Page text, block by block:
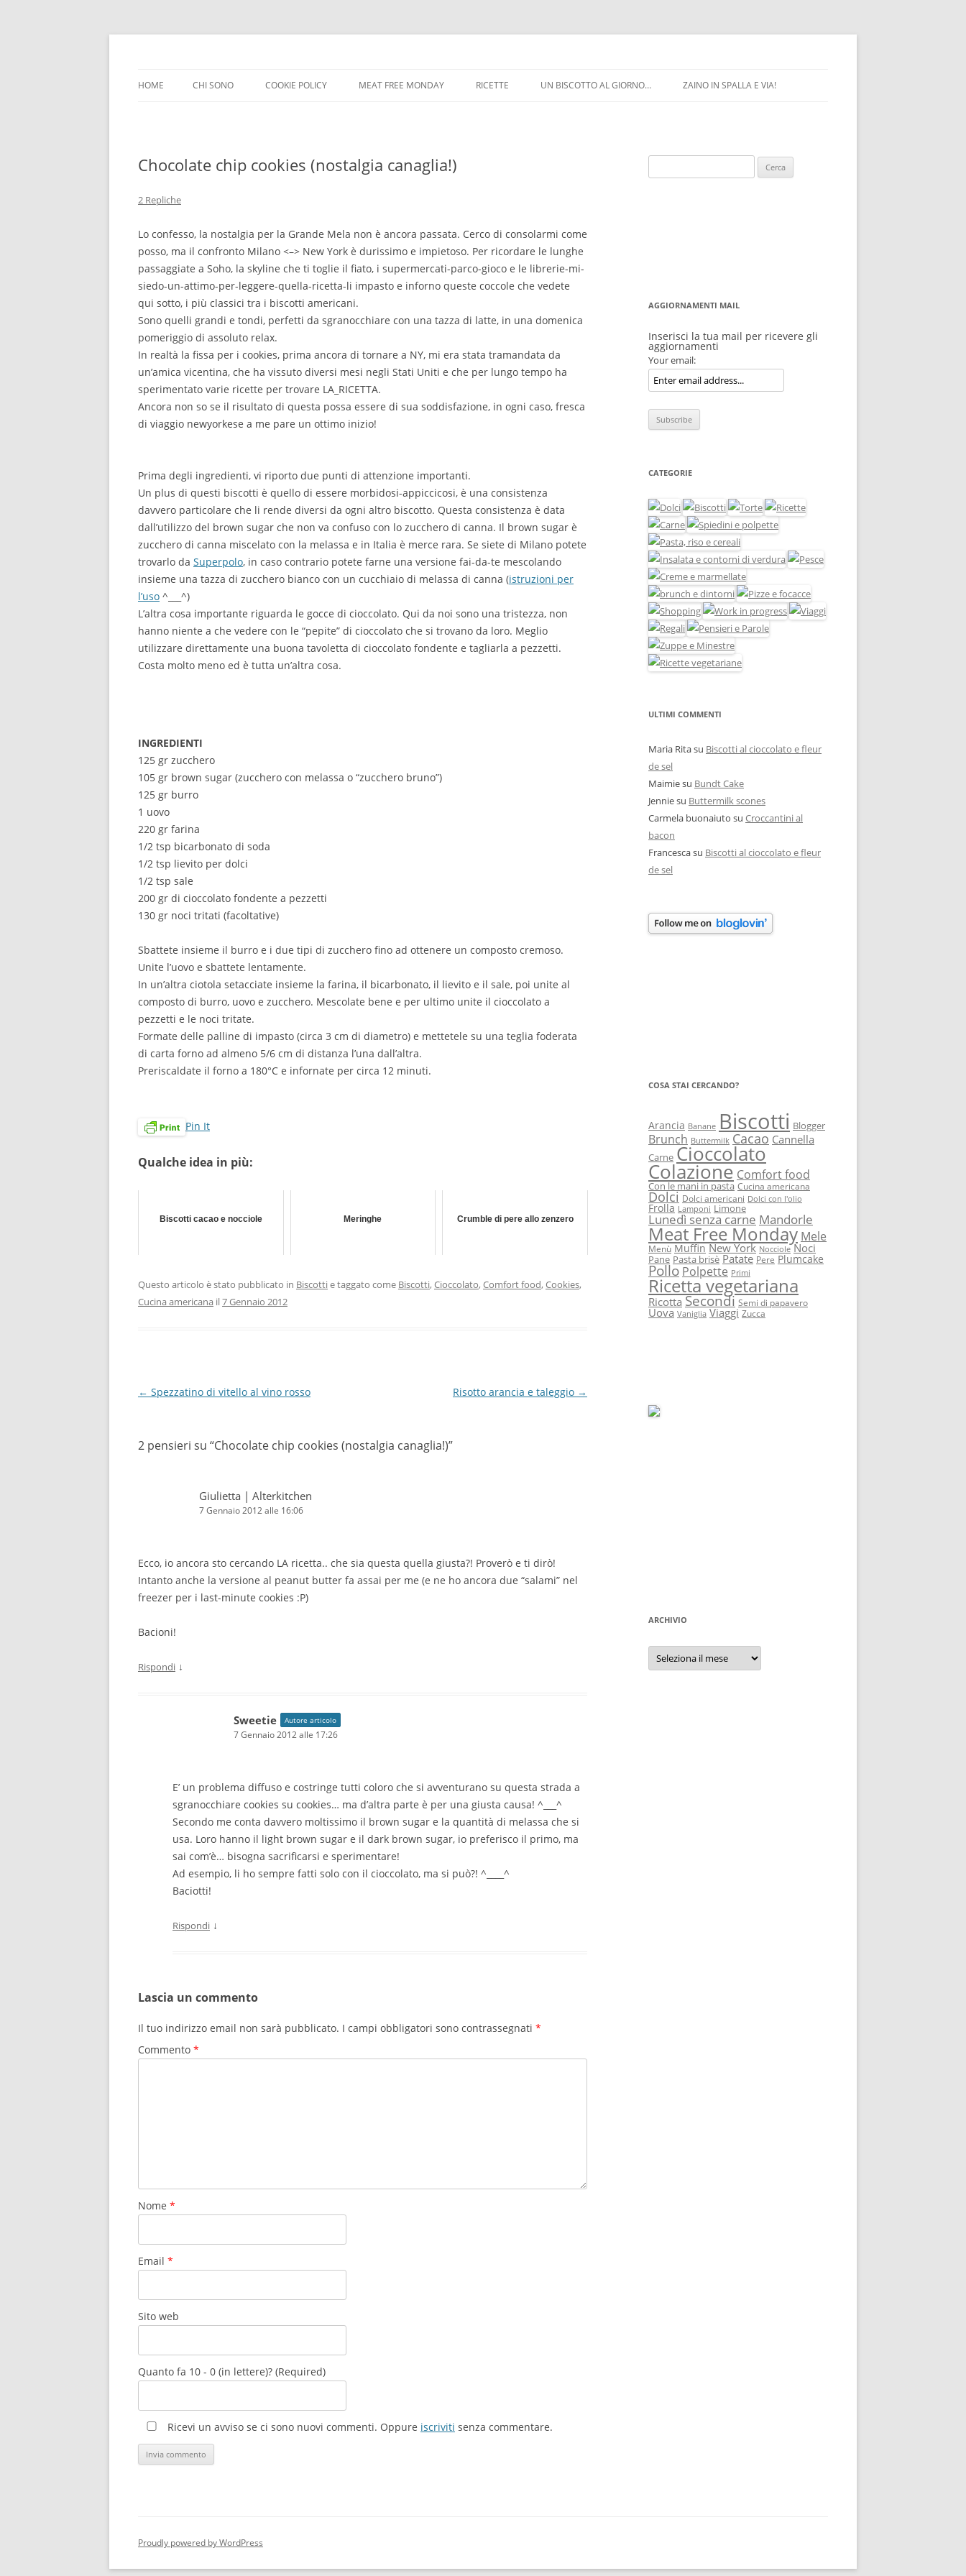
al
HOME CHI SONO COOKIE POLICY MEAT FREE MONDAY RICETTE UN BISCOTTO AL GIORNO… ZAINO IN SPALLA E VIA!
Chocolate chip cookies (nostalgia canaglia!)
2 Repliche
Lo confesso, la nostalgia per la Grande Mela non è ancora passata. Cerco di consolarmi come
posso, ma il confronto Milano <–> New York è durissimo e impietoso. Per ricordare le lunghe
passaggiate a Soho, la skyline che ti toglie il fiato, i supermercati-parco-gioco e le librerie-mi-
siedo-un-attimo-per-leggere-quella-ricetta-li impasto e inforno queste coccole che vedete
qui sotto, i più classici tra i biscotti americani.
Sono quelli grandi e tondi, perfetti da sgranocchiare con una tazza di latte, in una domenica
pomeriggio di assoluto relax.
In realtà la fissa per i cookies, prima ancora di tornare a NY, mi era stata tramandata da
un’amica vicentina, che ha vissuto diversi mesi negli Stati Uniti e che per lungo tempo ha
sperimentato varie ricette per trovare LA_RICETTA.
Ancora non so se il risultato di questa possa essere di sua soddisfazione, in ogni caso, fresca
di viaggio newyorkese a me pare un ottimo inizio!
Prima degli ingredienti, vi riporto due punti di attenzione importanti.
Un plus di questi biscotti è quello di essere morbidosi-appiccicosi, è una consistenza
davvero particolare che li rende diversi da ogni altro biscotto. Questa consistenza è data
dall’utilizzo del brown sugar che non va confuso con lo zucchero di canna. Il brown sugar è
zucchero di canna miscelato con la melassa e in Italia è merce rara. Se siete di Milano potete
trovarlo da Superpolo, in caso contrario potete farne una versione fai-da-te mescolando
insieme una tazza di zucchero bianco con un cucchiaio di melassa di canna (istruzioni per
l’uso ^___^)
L’altra cosa importante riguarda le gocce di cioccolato. Qui da noi sono una tristezza, non
hanno niente a che vedere con le “pepite” di cioccolato che si trovano da loro. Meglio
utilizzare direttamente una buona tavoletta di cioccolato fondente e tagliarla a pezzetti.
Costa molto meno ed è tutta un’altra cosa.
INGREDIENTI
125 gr zucchero
105 gr brown sugar (zucchero con melassa o “zucchero bruno”)
125 gr burro
1 uovo
220 gr farina
1/2 tsp bicarbonato di soda
1/2 tsp lievito per dolci
1/2 tsp sale
200 gr di cioccolato fondente a pezzetti
130 gr noci tritati (facoltative)
Sbattete insieme il burro e i due tipi di zucchero fino ad ottenere un composto cremoso.
Unite l’uovo e sbattete lentamente.
In un’altra ciotola setacciate insieme la farina, il bicarbonato, il lievito e il sale, poi unite al
composto di burro, uovo e zucchero. Mescolate bene e per ultimo unite il cioccolato a
pezzetti e le noci tritate.
Formate delle palline di impasto (circa 3 cm di diametro) e mettetele su una teglia foderata
di carta forno ad almeno 5/6 cm di distanza l’una dall’altra.
Preriscaldate il forno a 180°C e infornate per circa 12 minuti.
Pin It
Qualche idea in più:
Biscotti cacao e nocciole Meringhe Crumble di pere allo zenzero
Questo articolo è stato pubblicato in Biscottie taggato come Biscotti,Cioccolato,Comfort food,Cookies,
Cucina americana il7 Gennaio 2012
Navigazione
← Spezzatino di vitello al vino rosso Risotto arancia e taleggio →
2 pensieri su “Chocolate chip cookies (nostalgia canaglia!)”
Giulietta | Alterkitchen
7 Gennaio 2012 alle 16:06
Ecco, io ancora sto cercando LA ricetta.. che sia questa quella giusta?! Proverò e ti dirò!
Intanto anche la versione al peanut butter fa assai per me (e ne ho ancora due “salami” nel
freezer per i last-minute cookies :P)
Bacioni!
Rispondi ↓
Sweetie Autore articolo
7 Gennaio 2012 alle 17:26
E’ un problema diffuso e costringe tutti coloro che si avventurano su questa strada a
sgranocchiare cookies su cookies… ma d’altra parte è per una giusta causa! ^___^
Secondo me conta davvero moltissimo il brown sugar e la quantità di melassa che si
usa. Loro hanno il light brown sugar e il dark brown sugar, io preferisco il primo, ma
sai com’è… bisogna sacrificarsi e sperimentare!
Ad esempio, li ho sempre fatti solo con il cioccolato, ma si può?! ^____^
Baciotti!
Rispondi ↓
Lascia un commento
Il tuo indirizzo email non sarà pubblicato. I campi obbligatori sono contrassegnati *
Commento *
Nome *
Email *
Sito web
Quanto fa 10 - 0 (in lettere)? (Required)
Ricevi un avviso se ci sono nuovi commenti. Oppure iscriviti senza commentare.
per:
AGGIORNAMENTI MAIL
Inserisci la tua mail per ricevere gli
aggiornamenti
Your email:
CATEGORIE
ULTIMI COMMENTI
Maria Ritasu Biscotti al cioccolato e fleur
de sel
Maimiesu Bundt Cake
Jenniesu Buttermilk scones
Carmela buonaiuto su Croccantini al
bacon
Francescasu Biscotti al cioccolato e fleur
de sel
COSA STAI CERCANDO?
Arancia Banane Biscotti Blogger
Brunch Buttermilk Cacao Cannella
Carne Cioccolato
Colazione Comfort food
Con le mani in pasta Cucina americana
Dolci Dolci americani Dolci con l'olio
Frolla Lamponi Limone
Lunedì senza carne Mandorle
Meat Free Monday Mele
Menù Muffin New York Nocciole Noci
Pane Pasta brisè Patate Pere Plumcake
Pollo Polpette Primi
Ricetta vegetariana
Ricotta Secondi Semi di papavero
Uova Vaniglia Viaggi Zucca
ARCHIVIO
Archivio
Proudly powered by WordPress